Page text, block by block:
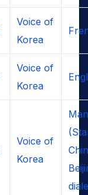
Voice of
Korea
Voice of
Korea
Voice of
Korea